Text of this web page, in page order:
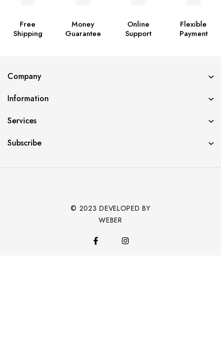
Free
Shipping
Money
Guarantee
Online
Support
Flexible
Payment
Company
Information
Services
Subscribe
© 2023 DEVELOPED BY
WEBER